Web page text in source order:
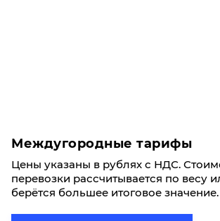
Междугородные тарифы
Цены указаны в рублях с НДС.
перевозки рассчитывается по весу
берётся большее итоговое значение.